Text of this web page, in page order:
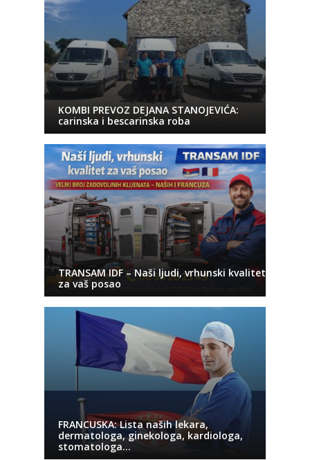
KOMBI PREVOZ DEJANA STANOJEVIĆA:
carinska i bescarinska roba
TRANSAM IDF – Naši ljudi, vrhunski kvalitet
za vaš posao
FRANCUSKA: Lista naših lekara,
dermatologa, ginekologa, kardiologa,
stomatologa…